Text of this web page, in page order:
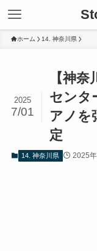
ホーム 14. 神奈川県
【神
センタ
アノを
定
2025
7/01
14. 神奈川県 2025